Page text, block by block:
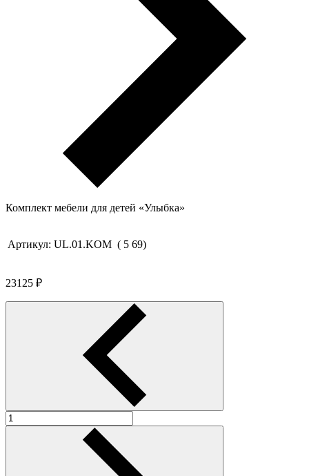
Комплект мебели для детей «Улыбка»
Артикул: UL.01.KOM ( 5 69)
23125 ₽